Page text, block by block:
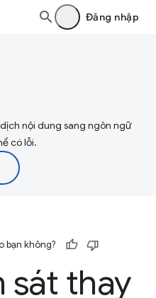
Đăng nhập
nội dung sang ngôn ngữ
có lỗi.
bạn không?
sát thay